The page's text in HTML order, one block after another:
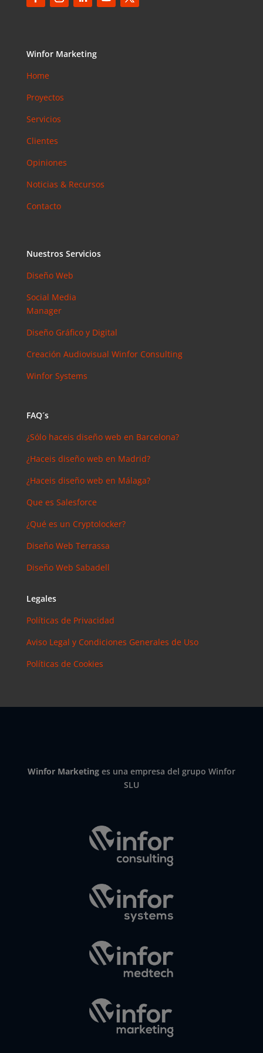
Winfor Marketing
Home
Proyectos
Servicios
Clientes
Opiniones
Noticias & Recursos
Contacto
Nuestros Servicios
Diseño Web
Social Media
Manager
Diseño Gráfico y Digital
Creación Audiovisual Winfor Consulting
Winfor Systems
FAQ´s
¿Sólo haceis diseño web en Barcelona?
¿Haceis diseño web en Madrid?
¿Haceis diseño web en Málaga?
Que es Salesforce
¿Qué es un Cryptolocker?
Diseño Web Terrassa
Diseño Web Sabadell
Legales
Políticas de Privacidad
Aviso Legal y Condiciones Generales de Uso
Políticas de Cookies
Winfor Marketinges una empresa del grupo Winfor
SLU